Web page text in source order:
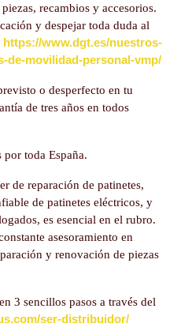
recambios y accesorios.
y despejar toda duda al
https://www.dgt.es/nuestros-
de-movilidad-personal-vmp/
o desperfecto en tu
de tres años en todos
por toda España.
de reparación de patinetes,
de patinetes eléctricos, y
es esencial en el rubro.
asesoramiento en
y renovación de piezas
3 sencillos pasos a través del
ser-distribuidor/